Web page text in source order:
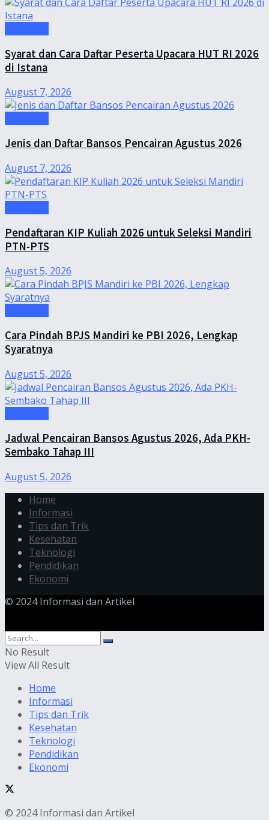
Syarat dan Cara Daftar Peserta Upacara HUT RI 2026
di Istana
August 7, 2026
Jenis dan Daftar Bansos Pencairan Agustus 2026
August 7, 2026
Pendaftaran KIP Kuliah 2026 untuk Seleksi Mandiri
PTN-PTS
August 5, 2026
Cara Pindah BPJS Mandiri ke PBI 2026, Lengkap
Syaratnya
August 5, 2026
Jadwal Pencairan Bansos Agustus 2026, Ada PKH-
Sembako Tahap III
August 5, 2026
Home
Informasi
Tips dan Trik
Kesehatan
Teknologi
Pendidikan
Ekonomi
© 2024 Informasi dan Artikel
No Result
View All Result
Home
Informasi
Tips dan Trik
Kesehatan
Teknologi
Pendidikan
Ekonomi
© 2024 Informasi dan Artikel